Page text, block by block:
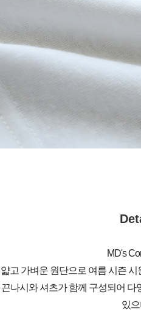
MD's
얇고 가벼운 원단으로 여름 시즌
끈나시와 셔츠가 함께 구성되어
있